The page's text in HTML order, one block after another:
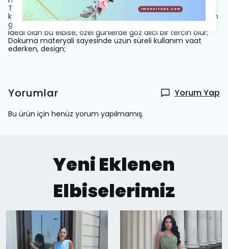
Tüm yaş gruplarına hitap eden tasarımıyla geniş bir
kullanıcı yelpazesine sahiptir; Orta kalınlıkta kumaşı mevsim
geçişlerinde ideal konforu sağlar; Şık ve gece ortamları için
ideal olan bu elbise, özel günlerde göz alıcı bir tercih olur;
Dokuma materyali sayesinde uzun süreli kullanım vaat
ederken, design;
Yorumlar Yorum Yap
Bu ürün için henüz yorum yapılmamış.
Yeni Eklenen
Elbiselerimiz